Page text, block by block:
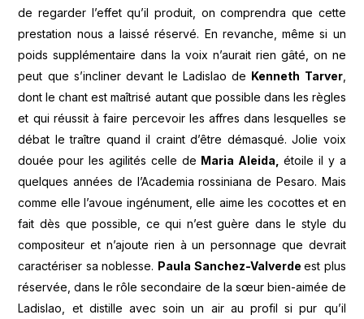
de regarder l’effet qu’il produit, on comprendra que cette
prestation nous a laissé réservé. En revanche, même si un
poids supplémentaire dans la voix n’aurait rien gâté, on ne
peut que s’incliner devant le Ladislao de Kenneth Tarver,
dont le chant est maîtrisé autant que possible dans les règles
et qui réussit à faire percevoir les affres dans lesquelles se
débat le traître quand il craint d’être démasqué. Jolie voix
douée pour les agilités celle de Maria Aleida,étoile il y a
quelques années de l’Academia rossiniana de Pesaro. Mais
comme elle l’avoue ingénument, elle aime les cocottes et en
fait dès que possible, ce qui n’est guère dans le style du
compositeur et n’ajoute rien à un personnage que devrait
caractériser sa noblesse. Paula Sanchez-Valverdeest plus
réservée, dans le rôle secondaire de la sœur bien-aimée de
Ladislao, et distille avec soin un air au profil si pur qu’il